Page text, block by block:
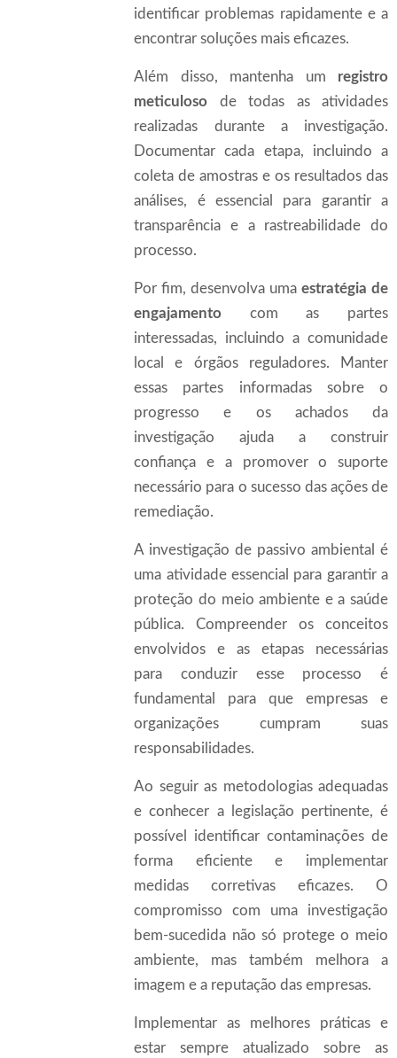
identificar problemas rapidamente e a
encontrar soluções mais eficazes.
Além disso, mantenha um registro
meticuloso de todas as atividades
realizadas durante a investigação.
Documentar cada etapa, incluindo a
coleta de amostras e os resultados das
análises, é essencial para garantir a
transparência e a rastreabilidade do
processo.
Por fim, desenvolva umaestratégia de
engajamento com as partes
interessadas, incluindo a comunidade
local e órgãos reguladores. Manter
essas partes informadas sobre o
progresso e os achados da
investigação ajuda a construir
confiança e a promover o suporte
necessário para o sucesso das ações de
remediação.
A investigação de passivo ambiental é
uma atividade essencial para garantir a
proteção do meio ambiente e a saúde
pública. Compreender os conceitos
envolvidos e as etapas necessárias
para conduzir esse processo é
fundamental para que empresas e
organizações cumpram suas
responsabilidades.
Ao seguir as metodologias adequadas
e conhecer a legislação pertinente, é
possível identificar contaminações de
forma eficiente e implementar
medidas corretivas eficazes. O
compromisso com uma investigação
bem-sucedida não só protege o meio
ambiente, mas também melhora a
imagem e a reputação das empresas.
Implementar as melhores práticas e
estar sempre atualizado sobre as